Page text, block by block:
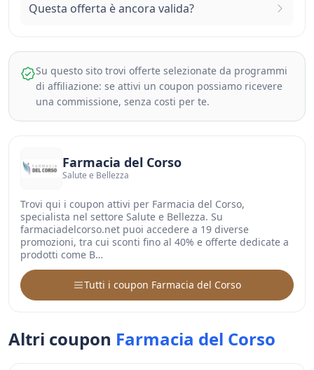
Questa offerta è ancora valida?
Su questo sito trovi offerte selezionate da programmi
di affiliazione: se attivi un coupon possiamo ricevere
una commissione, senza costi per te.
Farmacia del Corso
Salute e Bellezza
Trovi qui i coupon attivi per Farmacia del Corso,
specialista nel settore Salute e Bellezza. Su
farmaciadelcorso.net puoi accedere a 19 diverse
promozioni, tra cui sconti fino al 40% e offerte dedicate a
prodotti come B…
Tutti i coupon Farmacia del Corso
Altri coupon Farmacia del Corso